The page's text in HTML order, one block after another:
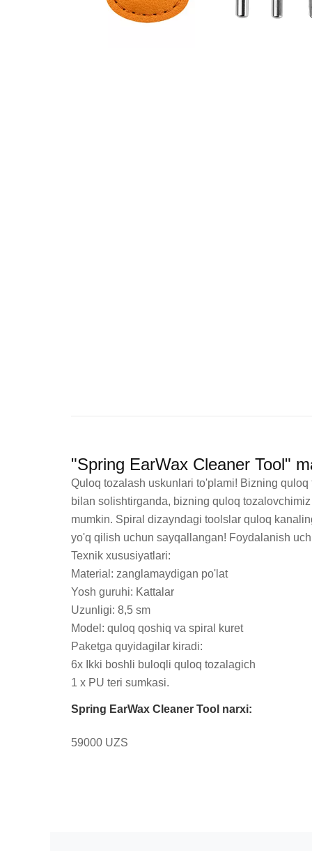
"Spring EarWax Cleaner Tool"
Quloq tozalash uskunlari to'plami! Bizning
bilan solishtirganda, bizning quloq
mumkin. Spiral dizayndagi toolslar quloq
yo'q qilish uchun sayqallangan! Foydalanish
Texnik xususiyatlari:
Material: zanglamaydigan po'lat
Yosh guruhi: Kattalar
Uzunligi: 8,5 sm
Model: quloq qoshiq va spiral kuret
Paketga quyidagilar kiradi:
6x Ikki boshli buloqli quloq tozalagich
1 x PU teri sumkasi.
Spring EarWax Cleaner Tool narxi:
59000 UZS